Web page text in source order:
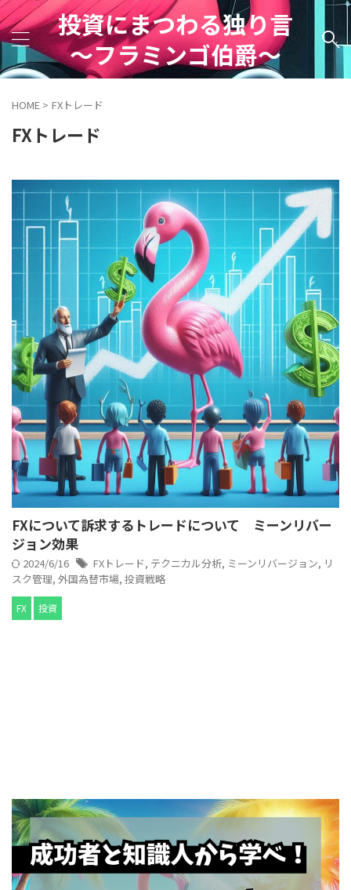
投資にまつわる独り言
～フラミンゴ伯爵～
HOME > FXトレード
FXトレード
FXについて訴求するトレードについて ミーンリバー
ジョン効果
2024/6/16 FXトレード, テクニカル分析, ミーンリバージョン, リ
スク管理, 外国為替市場, 投資戦略
FX 投資